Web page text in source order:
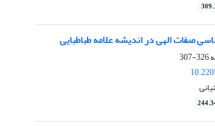
صفات الهی در اندیشه علامه طباطبایی
326-307